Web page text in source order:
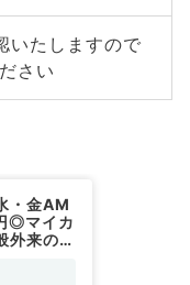
いたしますので
さい
・金AM
◎マイカ
外来のお